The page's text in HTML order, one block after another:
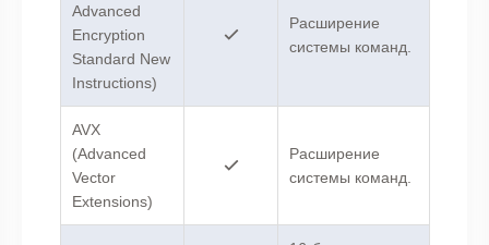
Advanced
Encryption
Standard New
Instructions)
Расширение
системы команд.
AVX
(Advanced
Vector
Extensions)
Расширение
системы команд.